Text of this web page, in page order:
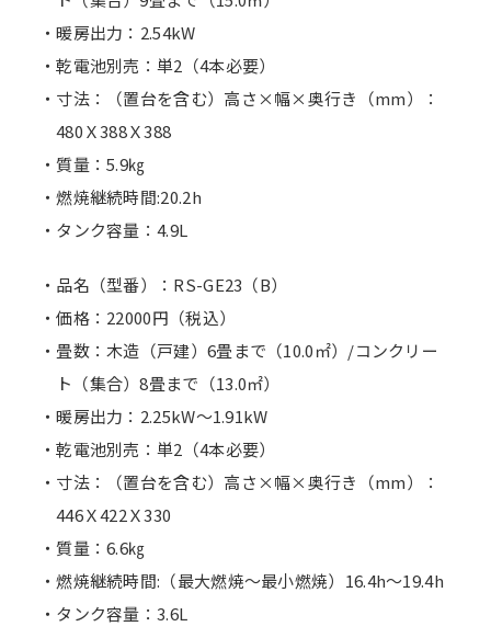
・暖房出力：2.54kW
・乾電池別売：単2（4本必要）
・寸法：（置台を含む）高さ×幅×奥行き（mm）：
480Ｘ388Ｘ388
・質量：5.9㎏
・燃焼継続時間:20.2h
・タンク容量：4.9L
・品名（型番）：RS-GE23（B）
・価格：22000円（税込）
・畳数：木造（戸建）6畳まで（10.0㎡）/コンクリー
ト（集合）8畳まで（13.0㎡）
・暖房出力：2.25kW～1.91kW
・乾電池別売：単2（4本必要）
・寸法：（置台を含む）高さ×幅×奥行き（mm）：
446Ｘ422Ｘ330
・質量：6.6㎏
・燃焼継続時間:（最大燃焼～最小燃焼）16.4h～19.4h
・タンク容量：3.6L